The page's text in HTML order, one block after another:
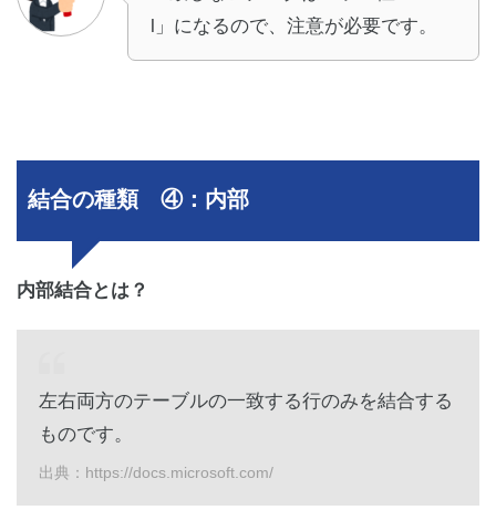
l」になるので、注意が必要です。
結合の種類 ④：内部
内部結合とは？
左右両方のテーブルの一致する行のみを結合する
ものです。
出典：https://docs.microsoft.com/